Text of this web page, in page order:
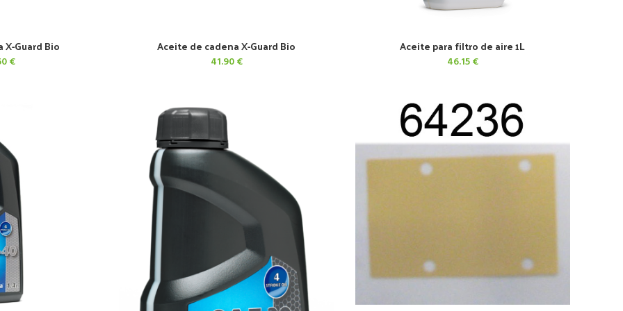
Guard Bio
€El
AÑADIR AL CARRITO
Aceite de cadena X-Guard Bio
41.90€
AÑADIR AL CARRITO
Aceite para filtro de aire 1L
46.15€